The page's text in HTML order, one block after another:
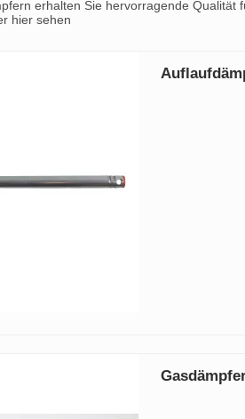
erhalten Sie hervorragende
hier sehen